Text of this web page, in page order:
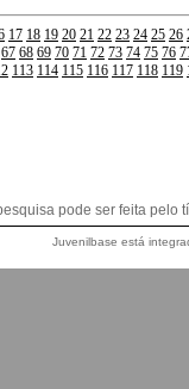
17 18 19 20 21 22 23 24 25 26
67 68 69 70 71 72 73 74 75 76
113 114 115 116 117 118 119
pode ser feita pelo
Juvenilbase está